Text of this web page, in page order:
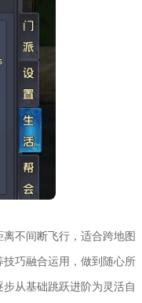
不间断飞行，适合跨地图
巧融合运用，做到随心所
从基础跳跃进阶为灵活自